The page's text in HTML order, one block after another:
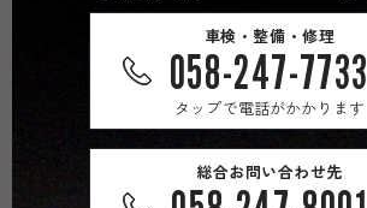
車検・整備・修理
058-247-7733
タップで電話がかかります
総合お問い合わせ先